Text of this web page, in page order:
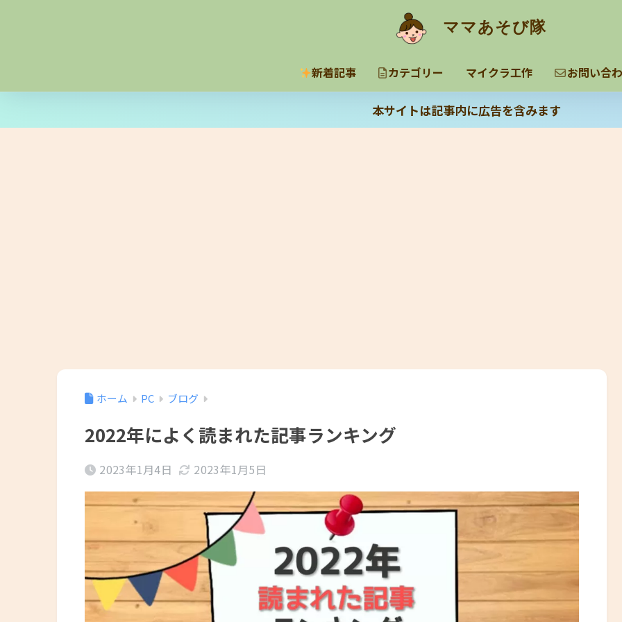
ママあそび隊
新着記事 カテゴリー マイクラ工作 お問い合
本サイトは記事内に広告を含みます
ホーム PC ブログ
2022年によく読まれた記事ランキング
2023年1月4日 2023年1月5日